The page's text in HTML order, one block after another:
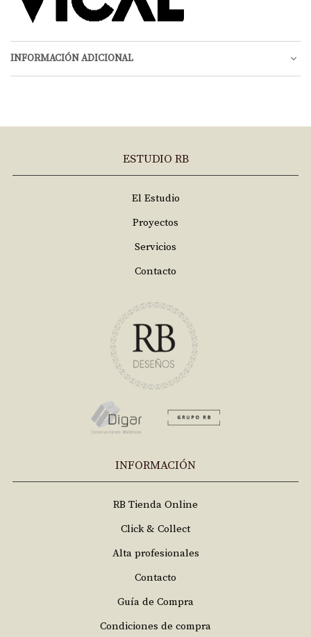
INFORMACIÓN ADICIONAL
ESTUDIO RB
El Estudio
Proyectos
Servicios
Contacto
INFORMACIÓN
RB Tienda Online
Click & Collect
Alta profesionales
Contacto
Guía de Compra
Condiciones de compra